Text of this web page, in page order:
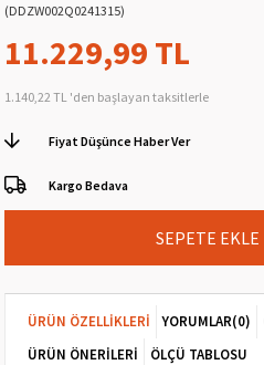
(DDZW002Q0241315)
11.229,99 TL
1.140,22 TL 'den başlayan taksitlerle
Fiyat Düşünce Haber Ver
Kargo Bedava
ÜRÜN ÖZELLIKLERI YORUMLAR(0)
ÜRÜN ÖNERILERI
ÖLÇÜ TABLOSU